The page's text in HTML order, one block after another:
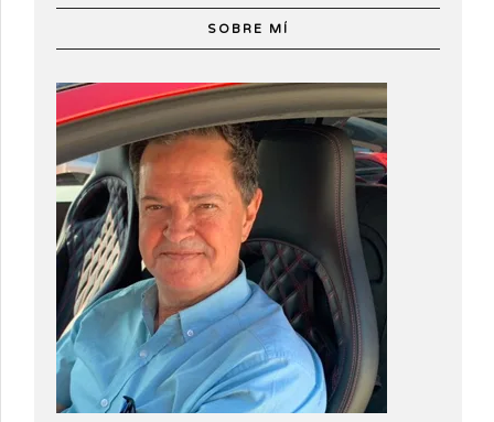
SOBRE MÍ